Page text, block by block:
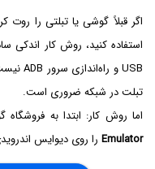
استفاده کنید، روش کار اندکی
تبلت در شبکه ضروری است.
اما روش کار: ابتدا به
Emulator را روی دیوایس